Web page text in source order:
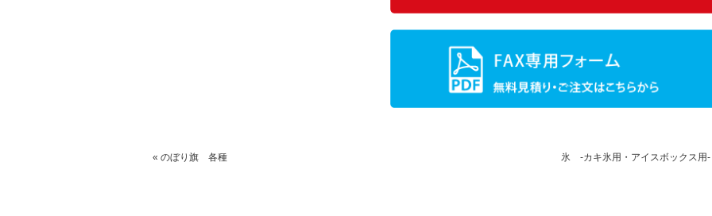
« のぼり旗 各種 氷 -カキ氷用・アイスボックス用-